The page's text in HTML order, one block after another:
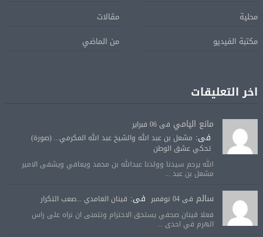
محلية
مقالات
مكتبة الفيديو
من الماضي
اخر التعليقات
مانع اليامي فى 06 فبراير
فى: مشعل بن عبد الله والشيخ عبد الله المكرمي... (صورة)
تحكي عشق الوطن
الله يرحم سيدنا وولدنا عبدالله بن محمد ويعافي ويشفى الامير
مشعل بن عبد ...
سالم فى 04 نوفمبر فى: قينان الغامدي ...صعب التكرار
فعلا قينان صحفي يستحق الاحترام ونتمنى ان نراه على راس
الهرم في احدى ...